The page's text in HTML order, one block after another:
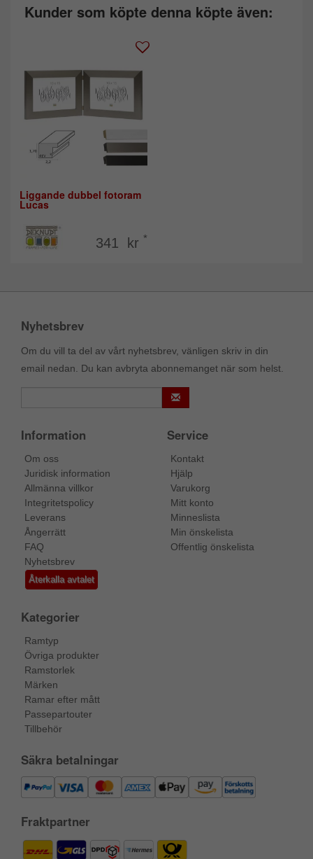
Kunder som köpte denna köpte även:
Liggande dubbel fotoram
Lucas
341 kr *
Nyhetsbrev
Om du vill ta del av vårt nyhetsbrev, vänligen skriv in din
email nedan. Du kan avbryta abonnemanget när som helst.
Information
Om oss
Juridisk information
Allmänna villkor
Integritetspolicy
Leverans
Ångerrätt
FAQ
Nyhetsbrev
Återkalla avtalet
Service
Kontakt
Hjälp
Varukorg
Mitt konto
Minneslista
Min önskelista
Offentlig önskelista
Kategorier
Ramtyp
Övriga produkter
Ramstorlek
Märken
Ramar efter mått
Passepartouter
Tillbehör
Säkra betalningar
Fraktpartner